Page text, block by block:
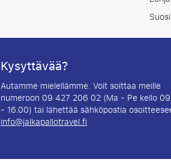
Kysyttävää?
Autamme mielellämme. Voit soittaa meille
numeroon 09 427 206 02 (Ma - Pe kello
- 16.00) tai lähettää sähköpostia
info@jalkapallotravel.fi